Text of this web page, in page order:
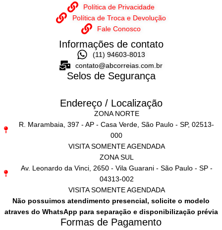
Política de Privacidade
Política de Troca e Devolução
Fale Conosco
Informações de contato
(11) 94603-8013
contato@abcorreias.com.br
Selos de Segurança
Endereço / Localização
ZONA NORTE
R. Marambaia, 397 - AP - Casa Verde, São Paulo - SP, 02513-
000
VISITA SOMENTE AGENDADA
ZONA SUL
Av. Leonardo da Vinci, 2650 - Vila Guarani - São Paulo - SP -
04313-002
VISITA SOMENTE AGENDADA
Não possuimos atendimento presencial, solicite o modelo
atraves do WhatsApp para separação e disponibilização prévia
Formas de Pagamento